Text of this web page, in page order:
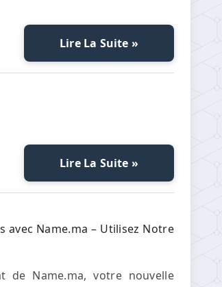
Lire La Suite »
Lire La Suite »
avec Name.ma – Utilisez Notre
de Name.ma, votre nouvelle